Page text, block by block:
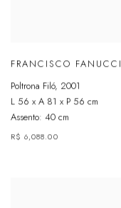
FRANCISCO FANUCCI
Poltrona Filó, 2001
L 56 x A 81 x P 56 cm
Assento: 40 cm
R$ 6,088.00